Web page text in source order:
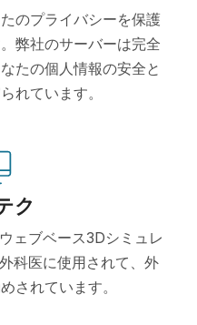
のプライバシーを保護
弊社のサーバーは完全
たの個人情報の安全と
れています。
ク
ェブベース3Dシミュレ
科医に使用されて、外
されています。